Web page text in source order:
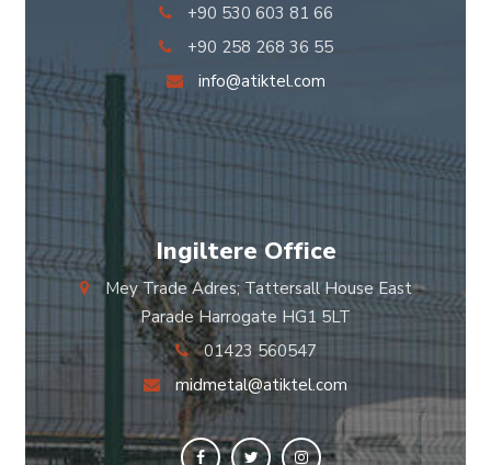
+90 530 603 81 66
+90 258 268 36 55
info@atiktel.com
Ingiltere Office
Mey Trade Adres; Tattersall House East
Parade Harrogate HG1 5LT
01423 560547
midmetal@atiktel.com